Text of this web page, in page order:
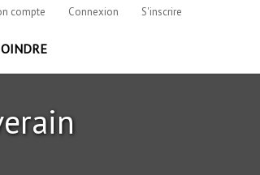
compte Connexion S'inscrire